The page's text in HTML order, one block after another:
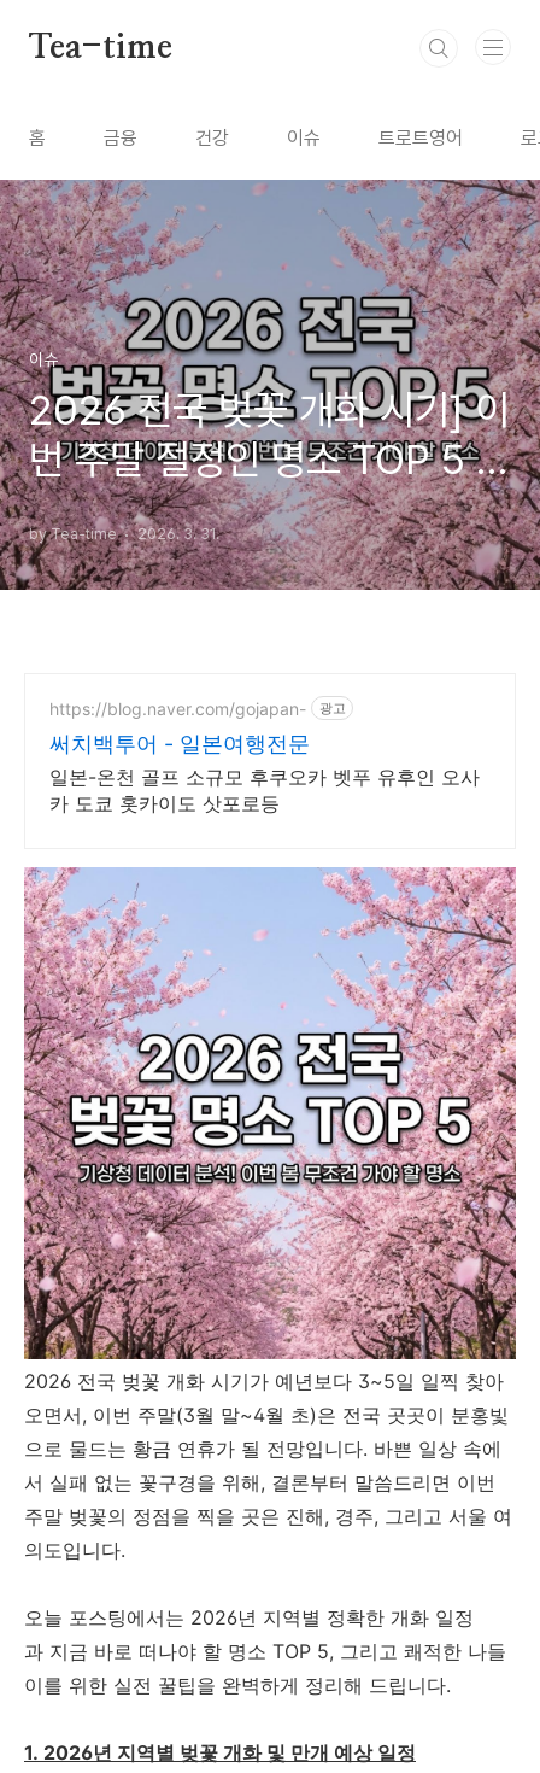
Tea-time
홈 금융 건강 이슈 트로트영어
이슈
2026 전국 벚꽃 개화 시기] 이
번 주말 절정인 명소 TOP 5 총
정리
by Tea-time 2026. 3. 31.
https://blog.naver.com/gojapan- 광고
써치백투어 - 일본여행전문
일본-온천 골프 소규모 후쿠오카 벳푸 유후인 오사
카 도쿄 홋카이도 삿포로등
2026 전국 벚꽃 개화 시기가 예년보다 3~5일 일찍 찾아
오면서, 이번 주말(3월 말~4월 초)은 전국 곳곳이 분홍빛
으로 물드는 황금 연휴가 될 전망입니다. 바쁜 일상 속에
서 실패 없는 꽃구경을 위해, 결론부터 말씀드리면 이번
주말 벚꽃의 정점을 찍을 곳은 진해, 경주, 그리고 서울 여
의도입니다.
오늘 포스팅에서는 2026년 지역별 정확한 개화 일정
과 지금 바로 떠나야 할 명소 TOP 5, 그리고 쾌적한 나들
이를 위한 실전 꿀팁을 완벽하게 정리해 드립니다.
1. 2026년 지역별 벚꽃 개화 및 만개 예상 일정